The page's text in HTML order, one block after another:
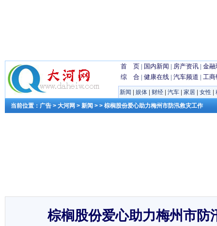
首 页 | 国内新闻 | 房产资讯 | 金融
综 合 | 健康在线 | 汽车频道 | 工商
新闻 娱体 财经 汽车 家居 女性
当前位置： 广告 > 大河网 > 新闻 > > 棕榈股份爱心助力梅州市防汛救灾工作
棕榈股份爱心助力梅州市防